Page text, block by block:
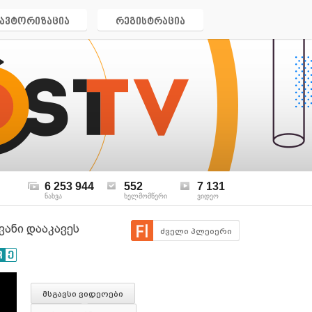
ავტორიზაცია რეგისტრაცია
6 253 944
ნახვა
552
ხელმომწერი
7 131
ვიდეო
დააკავეს ძველი პლეიერი
მსგავსი ვიდეოები